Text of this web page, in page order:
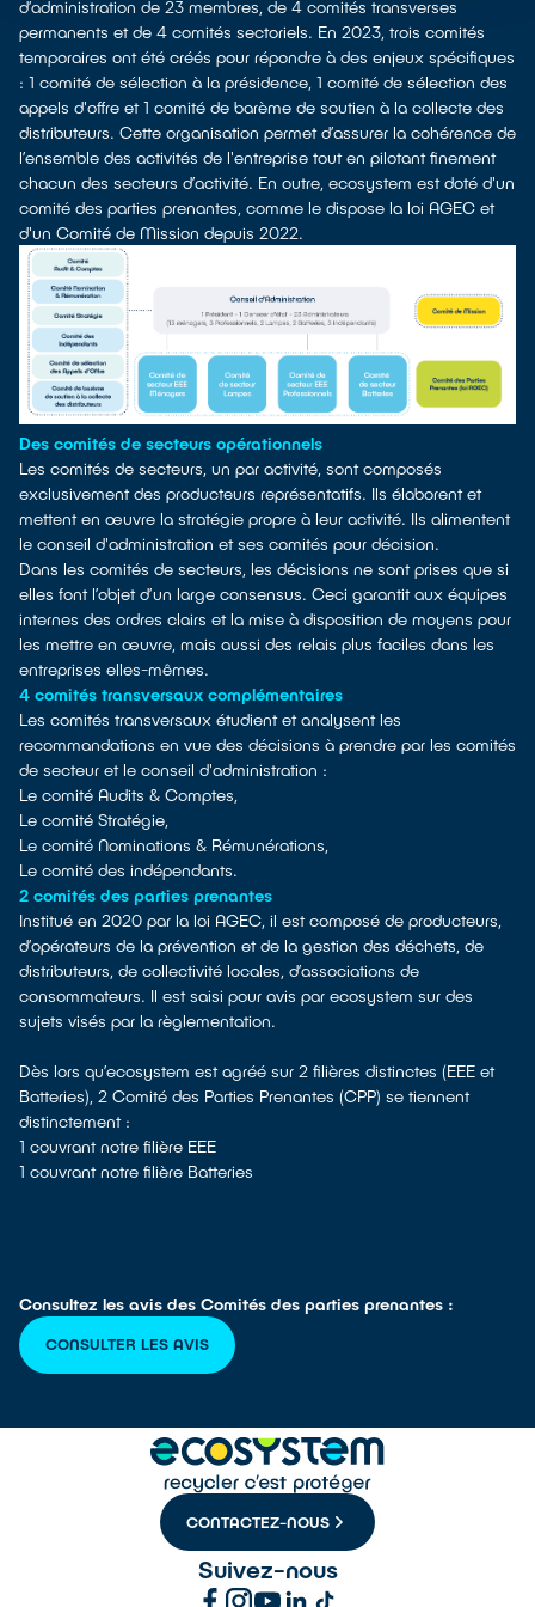
d’administration de 23 membres, de 4 comités transverses
permanents et de 4 comités sectoriels. En 2023, trois comités
temporaires ont été créés pour répondre à des enjeux spécifiques
: 1 comité de sélection à la présidence, 1 comité de sélection des
appels d'offre et 1 comité de barème de soutien à la collecte des
distributeurs. Cette organisation permet d’assurer la cohérence de
l’ensemble des activités de l'entreprise tout en pilotant finement
chacun des secteurs d’activité. En outre, ecosystem est doté d'un
comité des parties prenantes, comme le dispose la loi AGEC et
d'un Comité de Mission depuis 2022.
Des comités de secteurs opérationnels
Les comités de secteurs, un par activité, sont composés
exclusivement des producteurs représentatifs. Ils élaborent et
mettent en œuvre la stratégie propre à leur activité. Ils alimentent
le conseil d'administration et ses comités pour décision.
Dans les comités de secteurs, les décisions ne sont prises que si
elles font l’objet d’un large consensus. Ceci garantit aux équipes
internes des ordres clairs et la mise à disposition de moyens pour
les mettre en œuvre, mais aussi des relais plus faciles dans les
entreprises elles-mêmes.
4 comités transversaux complémentaires
Les comités transversaux étudient et analysent les
recommandations en vue des décisions à prendre par les comités
de secteur et le conseil d'administration :
Le comité Audits & Comptes,
Le comité Stratégie,
Le comité Nominations & Rémunérations,
Le comité des indépendants.
2 comités des parties prenantes
Institué en 2020 par la loi AGEC, il est composé de producteurs,
d’opérateurs de la prévention et de la gestion des déchets, de
distributeurs, de collectivité locales, d’associations de
consommateurs. Il est saisi pour avis par ecosystem sur des
sujets visés par la règlementation.
Dès lors qu’ecosystem est agréé sur 2 filières distinctes (EEE et
Batteries), 2 Comité des Parties Prenantes (CPP) se tiennent
distinctement :
1 couvrant notre filière EEE
1 couvrant notre filière Batteries
Consultez les avis des Comités des parties prenantes :
CONSULTER LES AVIS
CONTACTEZ-NOUS
Suivez-nous